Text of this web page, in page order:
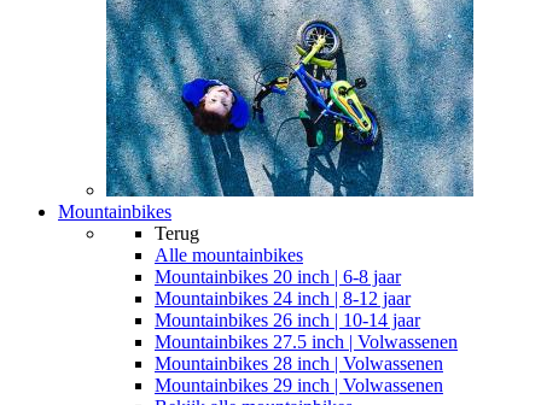
Mountainbikes
Terug
Alle mountainbikes
Mountainbikes 20 inch | 6-8 jaar
Mountainbikes 24 inch | 8-12 jaar
Mountainbikes 26 inch | 10-14 jaar
Mountainbikes 27.5 inch | Volwassenen
Mountainbikes 28 inch | Volwassenen
Mountainbikes 29 inch | Volwassenen